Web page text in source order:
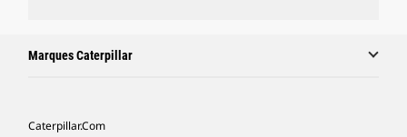
Marques Caterpillar
Caterpillar.com